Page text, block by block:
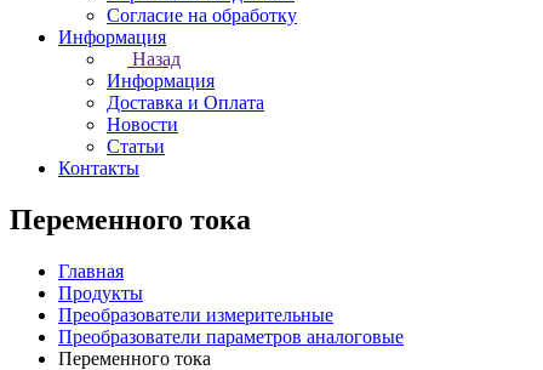
Согласие на обработку
Информация
Назад
Информация
Доставка и Оплата
Новости
Статьи
Контакты
Переменного тока
Главная
Продукты
Преобразователи измерительные
Преобразователи параметров аналоговые
Переменного тока